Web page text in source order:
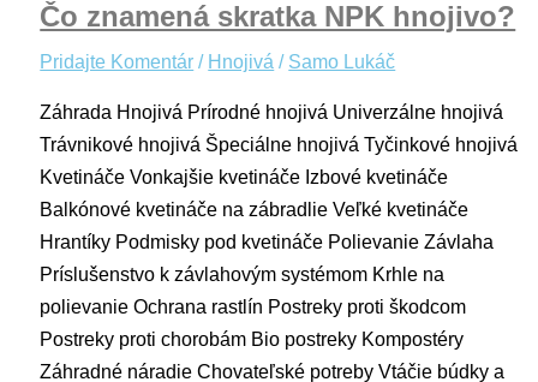
Čo znamená skratka NPK hnojivo?
Pridajte Komentár / Hnojivá / Samo Lukáč
Záhrada Hnojivá Prírodné hnojivá Univerzálne hnojivá
Trávnikové hnojivá Špeciálne hnojivá Tyčinkové hnojivá
Kvetináče Vonkajšie kvetináče Izbové kvetináče
Balkónové kvetináče na zábradlie Veľké kvetináče
Hrantíky Podmisky pod kvetináče Polievanie Závlaha
Príslušenstvo k závlahovým systémom Krhle na
polievanie Ochrana rastlín Postreky proti škodcom
Postreky proti chorobám Bio postreky Kompostéry
Záhradné náradie Chovateľské potreby Vtáčie búdky a